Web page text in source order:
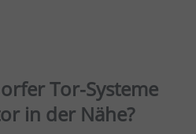
Tor-Systeme
in der Nähe?